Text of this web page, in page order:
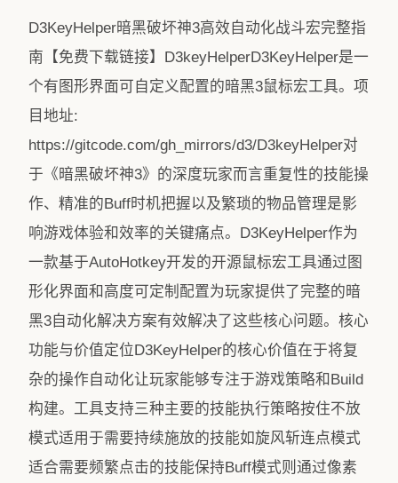
D3KeyHelper暗黑破坏神3高效自动化战斗宏完整指
南【免费下载链接】D3keyHelperD3KeyHelper是一
个有图形界面可自定义配置的暗黑3鼠标宏工具。项
目地址:
https://gitcode.com/gh_mirrors/d3/D3keyHelper对
于《暗黑破坏神3》的深度玩家而言重复性的技能操
作、精准的Buff时机把握以及繁琐的物品管理是影
响游戏体验和效率的关键痛点。D3KeyHelper作为
一款基于AutoHotkey开发的开源鼠标宏工具通过图
形化界面和高度可定制配置为玩家提供了完整的暗
黑3自动化解决方案有效解决了这些核心问题。核心
功能与价值定位D3KeyHelper的核心价值在于将复
杂的操作自动化让玩家能够专注于游戏策略和Build
构建。工具支持三种主要的技能执行策略按住不放
模式适用于需要持续施放的技能如旋风斩连点模式
适合需要频繁点击的技能保持Buff模式则通过像素